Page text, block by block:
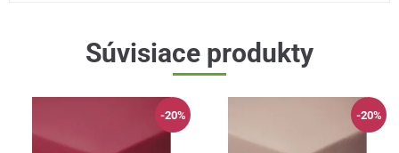
Súvisiace produkty
-20% -20%